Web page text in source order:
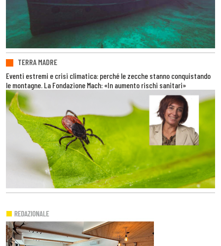
TERRA MADRE
Eventi estremi e crisi climatica: perché le zecche stanno conquistando
le montagne. La Fondazione Mach: «In aumento rischi sanitari»